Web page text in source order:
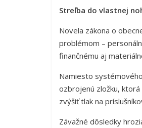
Streľba do vlastnej
Novela zákona o
problémom –
finančnému aj
Namiesto
ozbrojenú zložku,
zvýšiť tlak na
Závažné dôsledky